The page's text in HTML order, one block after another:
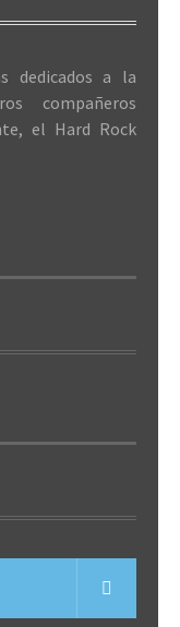
dedicados a la
compañeros
el Hard Rock